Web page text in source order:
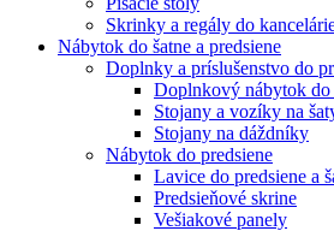
Skrinky a regály do
Nábytok do šatne a predsiene
Doplnky a príslušenstvo do
Doplnkový nábytok do
Stojany a vozíky na
Stojany na dáždníky
Nábytok do predsiene
Lavice do predsiene a
Predsieňové skrine
Vešiakové panely